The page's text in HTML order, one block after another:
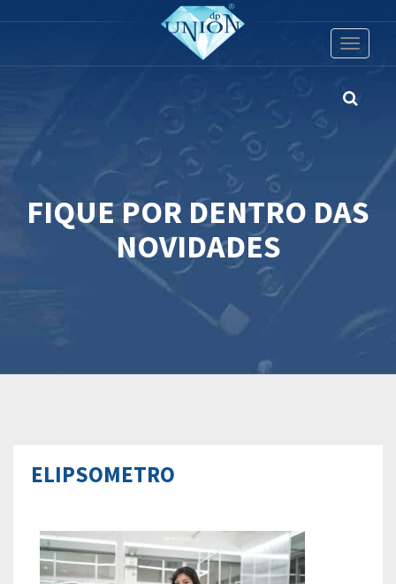
Toggle
FIQUE POR DENTRO DAS
NOVIDADES
ELIPSOMETRO